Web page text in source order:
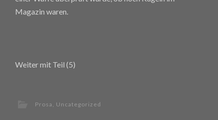
Magazin waren.
Weiter mit Teil (5)
Prosa , Uncategorized